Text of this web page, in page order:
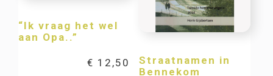
“Ik vraag het wel
aan Opa..”
€ 12,50
Straatnamen in
Bennekom